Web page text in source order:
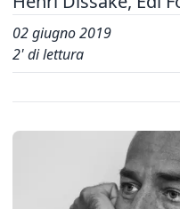
02 giugno 2019
2' di lettura